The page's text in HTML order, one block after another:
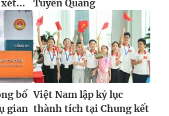
Tuyên Quang
bố
gian
Việt Nam lập kỷ lục
thành tích tại Chung kết